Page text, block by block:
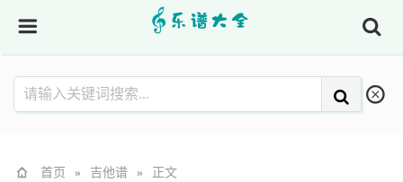
首页 » 吉他谱 » 正文